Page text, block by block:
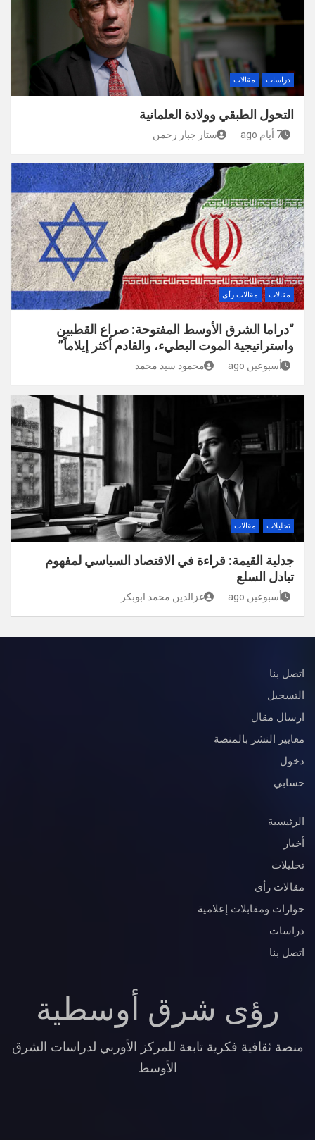
دراسات مقالات
التحول الطبقي وولادة العلمانية
7 أيام ago ستار جبار رحمن
مقالات مقالات رأي
“دراما الشرق الأوسط المفتوحة: صراع القطبين
واستراتيجية الموت البطيء، والقادم أكثر إيلاماً”
أسبوعين ago محمود سيد محمد
تحليلات مقالات
جدلية القيمة: قراءة في الاقتصاد السياسي لمفهوم
تبادل السلع
أسبوعين ago عزالدين محمد ابوبكر
اتصل بنا
التسجيل
ارسال مقال
معايير النشر بالمنصة
دخول
حسابي
الرئيسية
أخبار
تحليلات
مقالات رأي
حوارات ومقابلات إعلامية
دراسات
اتصل بنا
رؤى شرق أوسطية
منصة ثقافية فكرية تابعة للمركز الأوربي لدراسات الشرق
الأوسط